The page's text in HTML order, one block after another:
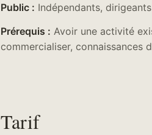
Public : Indépendants,
Prérequis : Avoir une activité
commercialiser, connaissances
Tarif